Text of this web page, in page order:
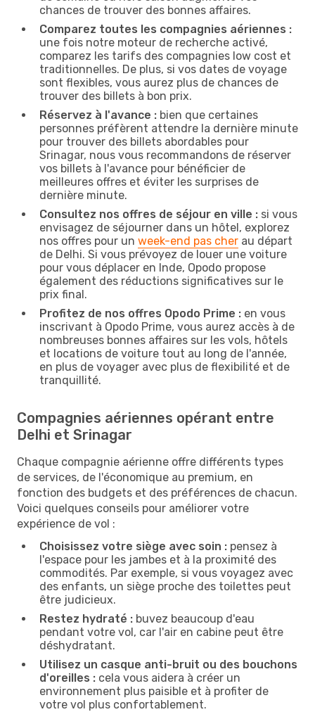
chances de trouver des bonnes affaires.
Comparez toutes les compagnies aériennes :
une fois notre moteur de recherche activé,
comparez les tarifs des compagnies low cost et
traditionnelles. De plus, si vos dates de voyage
sont flexibles, vous aurez plus de chances de
trouver des billets à bon prix.
Réservez à l'avance : bien que certaines
personnes préfèrent attendre la dernière minute
pour trouver des billets abordables pour
Srinagar, nous vous recommandons de réserver
vos billets à l'avance pour bénéficier de
meilleures offres et éviter les surprises de
dernière minute.
Consultez nos offres de séjour en ville : si vous
envisagez de séjourner dans un hôtel, explorez
nos offres pour un week-end pas cher au départ
de Delhi. Si vous prévoyez de louer une voiture
pour vous déplacer en Inde, Opodo propose
également des réductions significatives sur le
prix final.
Profitez de nos offres Opodo Prime : en vous
inscrivant à Opodo Prime, vous aurez accès à de
nombreuses bonnes affaires sur les vols, hôtels
et locations de voiture tout au long de l'année,
en plus de voyager avec plus de flexibilité et de
tranquillité.
Compagnies aériennes opérant entre
Delhi et Srinagar
Chaque compagnie aérienne offre différents types
de services, de l'économique au premium, en
fonction des budgets et des préférences de chacun.
Voici quelques conseils pour améliorer votre
expérience de vol :
Choisissez votre siège avec soin : pensez à
l'espace pour les jambes et à la proximité des
commodités. Par exemple, si vous voyagez avec
des enfants, un siège proche des toilettes peut
être judicieux.
Restez hydraté : buvez beaucoup d'eau
pendant votre vol, car l'air en cabine peut être
déshydratant.
Utilisez un casque anti-bruit ou des bouchons
d'oreilles : cela vous aidera à créer un
environnement plus paisible et à profiter de
votre vol plus confortablement.